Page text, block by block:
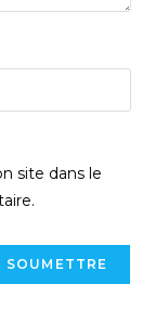
site dans le